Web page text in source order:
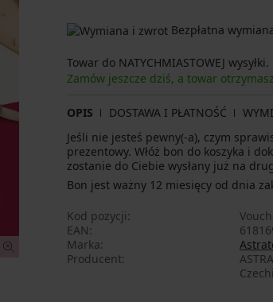
Bezpłatna
Towar do NATYCHMIASTOWEJ wysyłki.
Zamów jeszcze dziś, a towar
OPIS DOSTAWA I PŁATNOŚĆ
Jeśli nie jesteś pewny(-a), czym
prezentowy. Włóż bon do koszyka i
zostanie do Ciebie wysłany już na
Bon jest ważny 12 miesięcy od dnia
Kod pozycji
EAN
Marka
Producent